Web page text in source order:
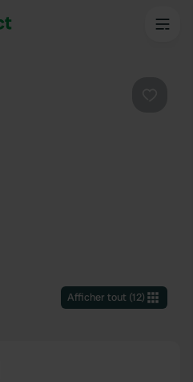
Afficher tout(12)